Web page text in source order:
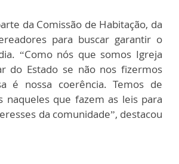
da Comissão de Habitação, da
para buscar garantir o
“Como nós que somos Igreja
do Estado se não nos fizermos
é nossa coerência. Temos de
naqueles que fazem as leis para
da comunidade”, destacou